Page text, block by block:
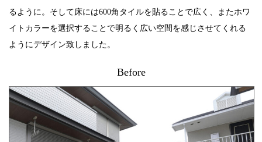
るように。そして床には600角タイルを貼ることで広く、またホワ
イトカラーを選択することで明るく広い空間を感じさせてくれる
ようにデザイン致しました。
Before